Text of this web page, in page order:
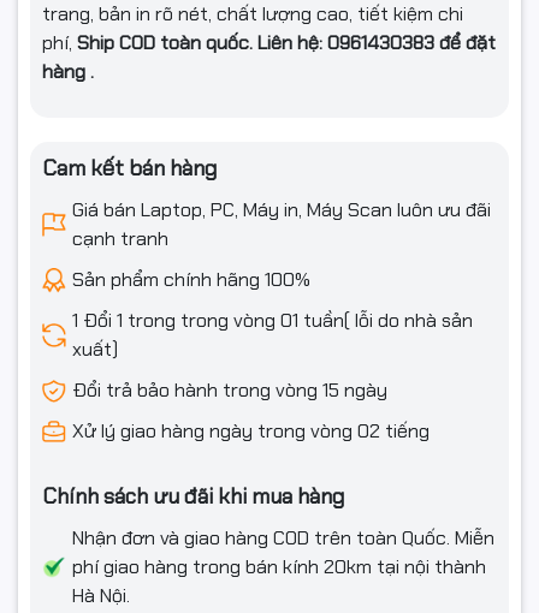
trang, bản in rõ nét, chất lượng cao, tiết kiệm chi
phí, Ship COD toàn quốc. Liên hệ: 0961430383 để đặt
hàng .
Cam kết bán hàng
Giá bán Laptop, PC, Máy in, Máy Scan luôn ưu đãi
cạnh tranh
Sản phẩm chính hãng 100%
1 Đổi 1 trong trong vòng 01 tuần( lỗi do nhà sản
xuất)
Đổi trả bảo hành trong vòng 15 ngày
Xử lý giao hàng ngày trong vòng 02 tiếng
Chính sách ưu đãi khi mua hàng
Nhận đơn và giao hàng COD trên toàn Quốc. Miễn
phí giao hàng trong bán kính 20km tại nội thành
Hà Nội.